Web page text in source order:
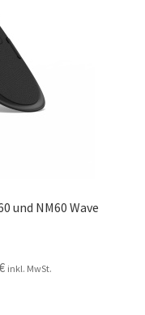
und NM60 Wave
inkl. MwSt.